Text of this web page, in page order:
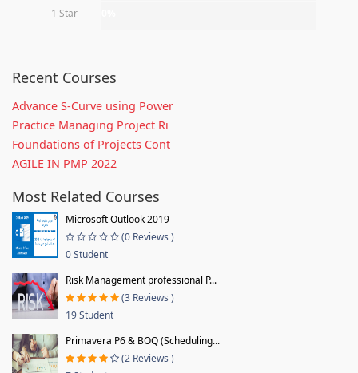
1 Star
Recent Courses
Advance S-Curve using Power
Practice Managing Project Ri
Foundations of Projects Cont
AGILE IN PMP 2022
Most Related Courses
Microsoft Outlook 2019
(0 Reviews )
0 Student
Risk Management professional P...
(3 Reviews )
19 Student
Primavera P6 & BOQ (Scheduling...
(2 Reviews )